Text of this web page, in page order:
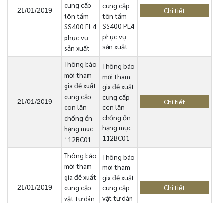
21/01/2019
cung cấp
tôn tấm
SS400 PL4
phục vụ
sản xuất
cung cấp
tôn tấm
SS400 PL4
phục vụ
sản xuất
Chi tiết
21/01/2019
Thông báo
mời tham
gia đề xuất
cung cấp
con lăn
chống ồn
hạng mục
112BC01
Thông báo
mời tham
gia đề xuất
cung cấp
con lăn
chống ồn
hạng mục
112BC01
Chi tiết
21/01/2019
Thông báo
mời tham
gia đề xuất
cung cấp
vật tư dán
Thông báo
mời tham
gia đề xuất
cung cấp
vật tư dán
Chi tiết